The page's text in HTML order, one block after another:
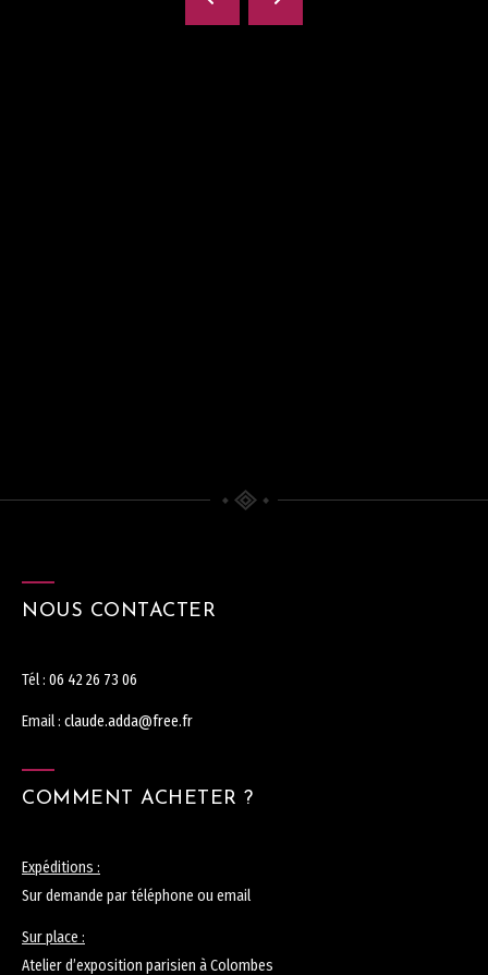
NOUS CONTACTER
Tél : 06 42 26 73 06
Email : claude.adda@free.fr
COMMENT ACHETER ?
Expéditions :
Sur demande par téléphone ou email
Sur place :
Atelier d’exposition parisien à Colombes